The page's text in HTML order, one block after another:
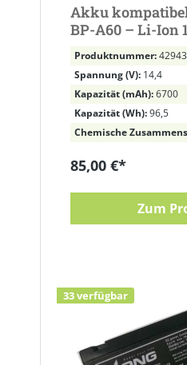
Akku
BP-A60 – Li-Ion
mAh 96,5 Wh
Produktnummer:42943
Spannung (V): 14,4
Kapazität (mAh):6700
Kapazität (Wh):96,5
Chemische
85,00 €*
Zum
33 verfügbar